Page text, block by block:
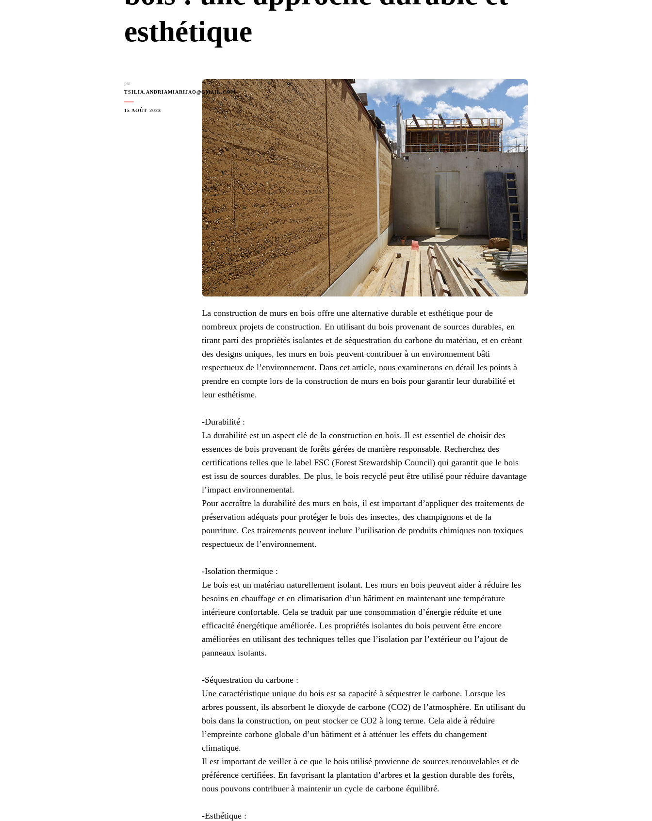
esthétique
par
TSILIA.ANDRIAMIARIJAO@GMAIL.COM
15 AOÛT 2023
La construction de murs en bois offre une alternative durable et esthétique pour de
nombreux projets de construction. En utilisant du bois provenant de sources durables, en
tirant parti des propriétés isolantes et de séquestration du carbone du matériau, et en créant
des designs uniques, les murs en bois peuvent contribuer à un environnement bâti
respectueux de l’environnement. Dans cet article, nous examinerons en détail les points à
prendre en compte lors de la construction de murs en bois pour garantir leur durabilité et
leur esthétisme.
-Durabilité :
La durabilité est un aspect clé de la construction en bois. Il est essentiel de choisir des
essences de bois provenant de forêts gérées de manière responsable. Recherchez des
certifications telles que le label FSC (Forest Stewardship Council) qui garantit que le bois
est issu de sources durables. De plus, le bois recyclé peut être utilisé pour réduire davantage
l’impact environnemental.
Pour accroître la durabilité des murs en bois, il est important d’appliquer des traitements de
préservation adéquats pour protéger le bois des insectes, des champignons et de la
pourriture. Ces traitements peuvent inclure l’utilisation de produits chimiques non toxiques
respectueux de l’environnement.
-Isolation thermique :
Le bois est un matériau naturellement isolant. Les murs en bois peuvent aider à réduire les
besoins en chauffage et en climatisation d’un bâtiment en maintenant une température
intérieure confortable. Cela se traduit par une consommation d’énergie réduite et une
efficacité énergétique améliorée. Les propriétés isolantes du bois peuvent être encore
améliorées en utilisant des techniques telles que l’isolation par l’extérieur ou l’ajout de
panneaux isolants.
-Séquestration du carbone :
Une caractéristique unique du bois est sa capacité à séquestrer le carbone. Lorsque les
arbres poussent, ils absorbent le dioxyde de carbone (CO2) de l’atmosphère. En utilisant du
bois dans la construction, on peut stocker ce CO2 à long terme. Cela aide à réduire
l’empreinte carbone globale d’un bâtiment et à atténuer les effets du changement
climatique.
Il est important de veiller à ce que le bois utilisé provienne de sources renouvelables et de
préférence certifiées. En favorisant la plantation d’arbres et la gestion durable des forêts,
nous pouvons contribuer à maintenir un cycle de carbone équilibré.
-Esthétique :